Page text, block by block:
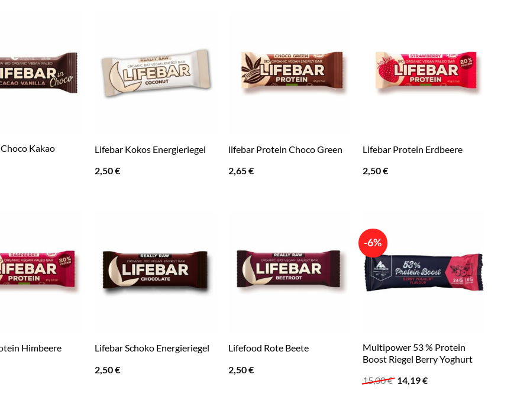
Kakao
Lifebar Kokos Energieriegel
2,50€
lifebar Protein Choco Green
2,65€
Lifebar Protein Erdbeere
2,50€
Himbeere
Lifebar Schoko Energieriegel
2,50€
Lifefood Rote Beete
2,50€
-6%
Multipower 53 % Protein
Boost Riegel Berry Yoghurt
15,00€ Ursprünglicher
Preis
14,19€Aktueller